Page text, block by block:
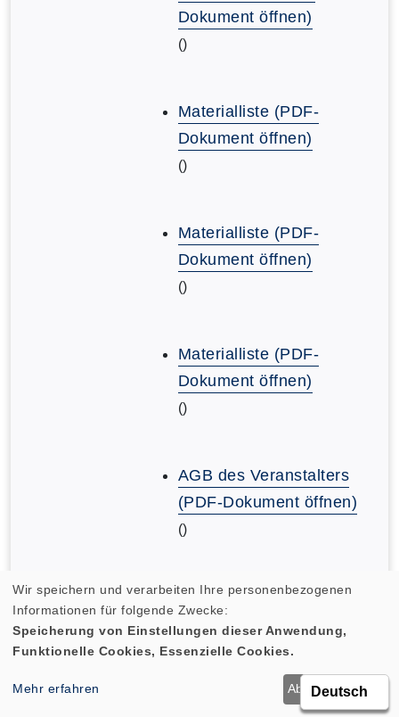
Dokument öffnen)
()
Materialliste (PDF-
Dokument öffnen)
()
Materialliste (PDF-
Dokument öffnen)
()
Materialliste (PDF-
Dokument öffnen)
()
AGB des Veranstalters
(PDF-Dokument öffnen)
()
AGB des Veranstalters
(PDF-Dokument öffnen)
()
Wir speichern und verarbeiten Ihre personenbezogenen
Informationen für folgende Zwecke:
Speicherung von Einstellungen dieser Anwendung,
Funktionelle Cookies, Essenzielle Cookies.
Mehr erfahren Ablehnen OK